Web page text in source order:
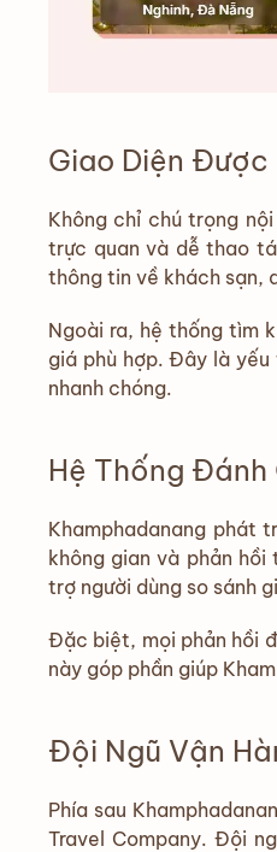
Giao Diện Được
Không chỉ chú trọng
trực quan và dễ thao
thông tin về khách sạn,
Ngoài ra, hệ thống tìm
giá phù hợp. Đây là
nhanh chóng.
Hệ Thống Đánh
Khamphadanang phát
không gian và phản
trợ người dùng so sánh
Đặc biệt, mọi phản hồi
này góp phần giúp
Đội Ngũ Vận
Phía sau
Travel Company. Đội